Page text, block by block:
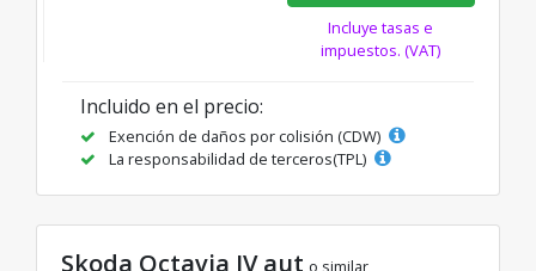
Incluye tasas e
impuestos. (VAT)
Incluido en el precio:
Exención de daños por colisión (CDW)
La responsabilidad de terceros(TPL)
Skoda Octavia IV aut o similar